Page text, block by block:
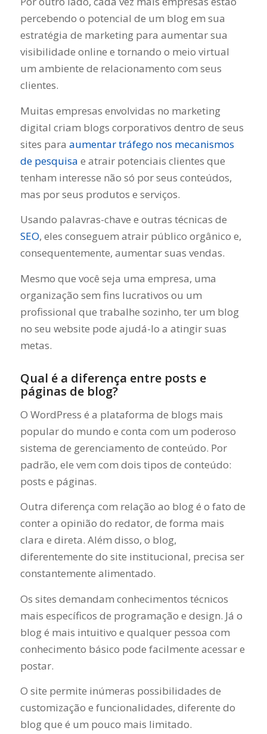
percebendo o potencial de um blog em sua
estratégia de marketing para aumentar sua
visibilidade online e tornando o meio virtual
um ambiente de relacionamento com seus
clientes.
Muitas empresas envolvidas no marketing
digital criam blogs corporativos dentro de seus
sites para aumentar tráfego nos mecanismos
de pesquisa e atrair potenciais clientes que
tenham interesse não só por seus conteúdos,
mas por seus produtos e serviços.
Usando palavras-chave e outras técnicas de
SEO, eles conseguem atrair público orgânico e,
consequentemente, aumentar suas vendas.
Mesmo que você seja uma empresa, uma
organização sem fins lucrativos ou um
profissional que trabalhe sozinho, ter um blog
no seu website pode ajudá-lo a atingir suas
metas.
Qual é a diferença entre posts e
páginas de blog?
O WordPress é a plataforma de blogs mais
popular do mundo e conta com um poderoso
sistema de gerenciamento de conteúdo. Por
padrão, ele vem com dois tipos de conteúdo:
posts e páginas.
Outra diferença com relação ao blog é o fato de
conter a opinião do redator, de forma mais
clara e direta. Além disso, o blog,
diferentemente do site institucional, precisa ser
constantemente alimentado.
Os sites demandam conhecimentos técnicos
mais específicos de programação e design. Já o
blog é mais intuitivo e qualquer pessoa com
conhecimento básico pode facilmente acessar e
postar.
O site permite inúmeras possibilidades de
customização e funcionalidades, diferente do
blog que é um pouco mais limitado.